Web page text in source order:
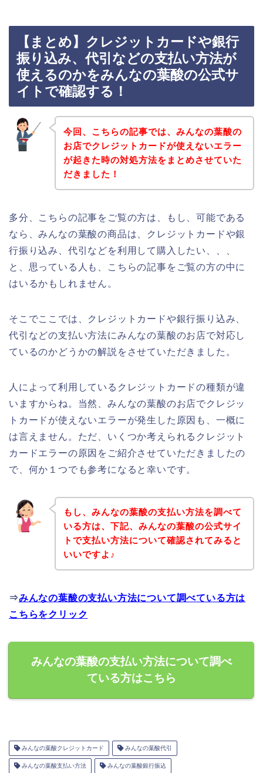
【まとめ】クレジットカードや銀行
振り込み、代引などの支払い方法が
使えるのかをみんなの葉酸の公式サ
イトで確認する！
今回、こちらの記事では、みんなの葉酸の
お店でクレジットカードが使えないエラー
が起きた時の対処方法をまとめさせていた
だきました！
多分、こちらの記事をご覧の方は、もし、可能である
なら、みんなの葉酸の商品は、クレジットカードや銀
行振り込み、代引などを利用して購入したい、、、
と、思っている人も、こちらの記事をご覧の方の中に
はいるかもしれません。
そこでここでは、クレジットカードや銀行振り込み、
代引などの支払い方法にみんなの葉酸のお店で対応し
ているのかどうかの解説をさせていただきました。
人によって利用しているクレジットカードの種類が違
いますからね。当然、みんなの葉酸のお店でクレジッ
トカードが使えないエラーが発生した原因も、一概に
は言えません。ただ、いくつか考えられるクレジット
カードエラーの原因をご紹介させていただきましたの
で、何か１つでも参考になると幸いです。
もし、みんなの葉酸の支払い方法を調べて
いる方は、下記、みんなの葉酸の公式サイ
トで支払い方法について確認されてみると
いいですよ♪
⇒みんなの葉酸の支払い方法について調べている方は
こちらをクリック
みんなの葉酸の支払い方法について調べ
ている方はこちら
みんなの葉酸クレジットカード みんなの葉酸代引
みんなの葉酸支払い方法 みんなの葉酸銀行振込